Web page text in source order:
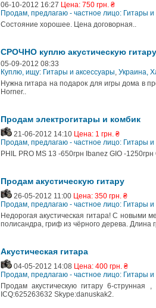
06-10-2012 16:27 Цена: 750 грн. ₴
Продам, предлагаю - частное лицо: Гитары и
Состояние хорошее. Цена договорная..
СРОЧНО куплю акустическую гитару
05-09-2012 08:33
Куплю, ищу: Гитары и аксессуары, Украина,
Нужна гитара на подарок для игры дома в
Horner..
Продам электрогитары и комбик
21-06-2012 14:10 Цена: 1 грн. ₴
Продам, предлагаю - частное лицо: Гитары и
PHIL PRO MS 13 -650грн Ibanez GIO -
Продам акустическую гитару
26-05-2012 11:00 Цена: 350 грн. ₴
Продам, предлагаю - частное лицо: Гитары и
Недорогая акустическая гитара! С новыми
полисандра, гриф из чёрного дерева. Длина
Акустическая гитара
04-05-2012 14:08 Цена: 400 грн. ₴
Продам, предлагаю - частное лицо: Гитары и
Продам акустическую гитару 6-струнная
ICQ:625263632 Skype:danuskak2.